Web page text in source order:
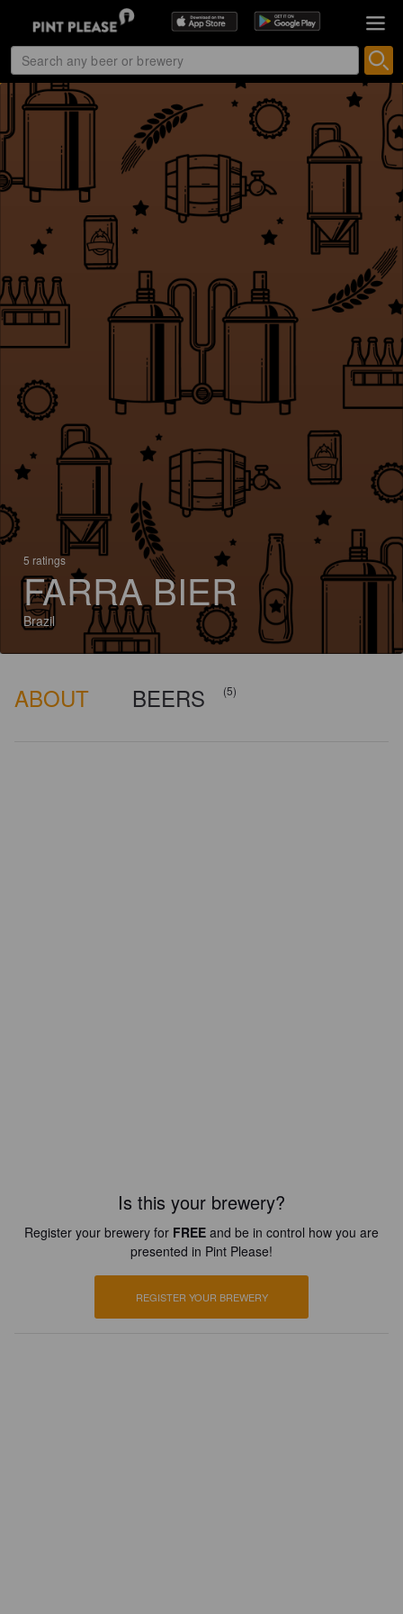
5 ratings
FARRA BIER
Brazil
ABOUT BEERS (5)
Is this your brewery?
Register your brewery for FREE and be in control how you are
presented in Pint Please!
REGISTER YOUR BREWERY